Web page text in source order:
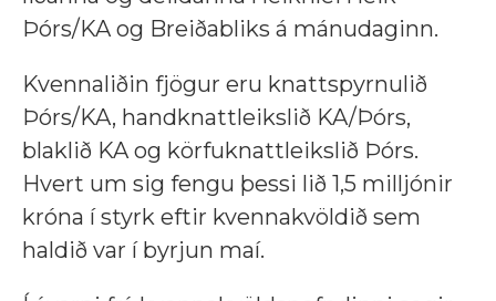
Þórs/KA og Breiðabliks á mánudaginn.
Kvennaliðin fjögur eru knattspyrnulið
Þórs/KA, handknattleikslið KA/Þórs,
blaklið KA og körfuknattleikslið Þórs.
Hvert um sig fengu þessi lið 1,5 milljónir
króna í styrk eftir kvennakvöldið sem
haldið var í byrjun maí.